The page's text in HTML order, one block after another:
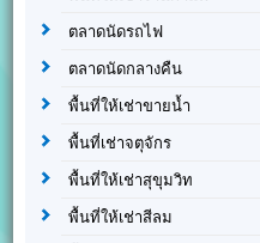
ตลาดนัดรถไฟ
ตลาดนัดกลางคืน
พื้นที่ให้เช่าขายน้ำ
พื้นที่เช่าจตุจักร
พื้นที่ให้เช่าสุขุมวิท
พื้นที่ให้เช่าสีลม